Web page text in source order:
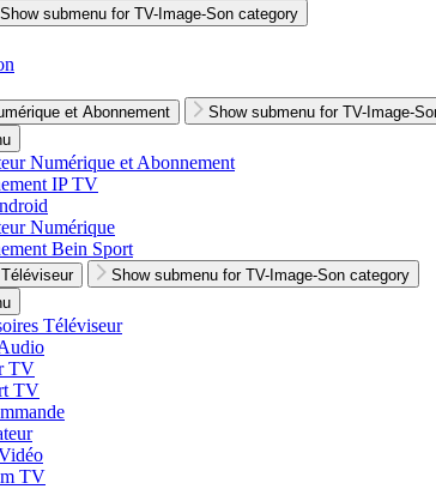
Show submenu for TV-Image-Son category
et Abonnement
Show submenu for TV-Image-
Numérique et Abonnement
IP TV
Numérique
Bein Sport
Show submenu for TV-Image-Son category
Téléviseur
TV
TV
TV